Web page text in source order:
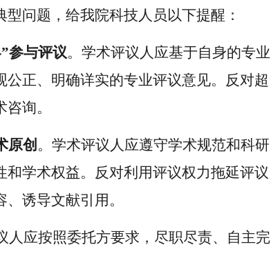
问题，给我院科技人员以下提醒：
参与评议。学术评议人应基于自身的专业
正、明确详实的专业评议意见。反对超
询。
原创 。学术评议人应遵守学术规范和科研
学术权益。反对利用评议权力拖延评议
诱导文献引用。
人应按照委托方要求，尽职尽责、自主完